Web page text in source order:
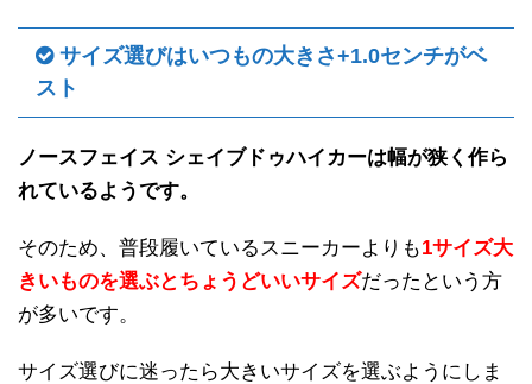
サイズ選びはいつもの大きさ+1.0センチがベ
スト
ノースフェイス シェイブドゥハイカーは幅が狭く作ら
れているようです。
そのため、普段履いているスニーカーよりも1サイズ大
きいものを選ぶとちょうどいいサイズだったという方
が多いです。
サイズ選びに迷ったら大きいサイズを選ぶようにしま